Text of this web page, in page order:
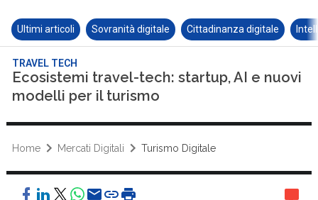
Ultimi articoli Sovranità digitale Cittadinanza digitale
TRAVEL TECH
Ecosistemi travel-tech: startup, AI e nuovi
modelli per il turismo
Home Mercati Digitali Turismo Digitale